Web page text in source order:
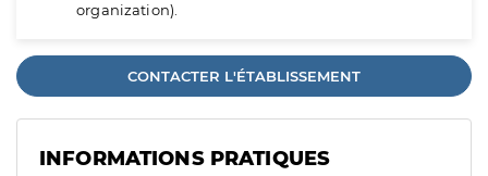
organization).
CONTACTER L'ÉTABLISSEMENT
INFORMATIONS PRATIQUES